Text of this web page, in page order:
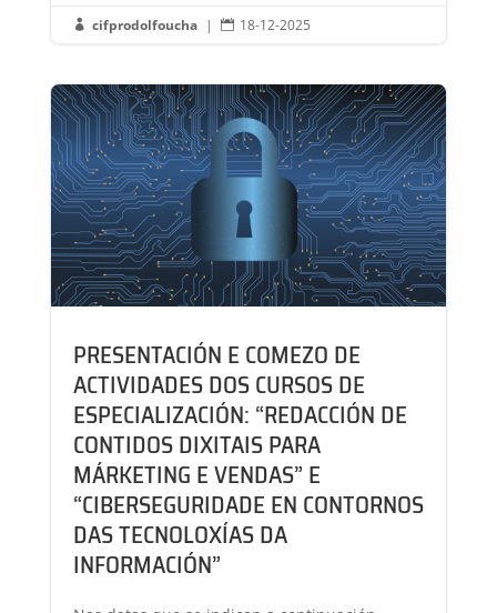
 cifprodolfoucha |  18-12-2025
PRESENTACIÓN E COMEZO DE
ACTIVIDADES DOS CURSOS DE
ESPECIALIZACIÓN: “REDACCIÓN DE
CONTIDOS DIXITAIS PARA
MÁRKETING E VENDAS” E
“CIBERSEGURIDADE EN CONTORNOS
DAS TECNOLOXÍAS DA
INFORMACIÓN”